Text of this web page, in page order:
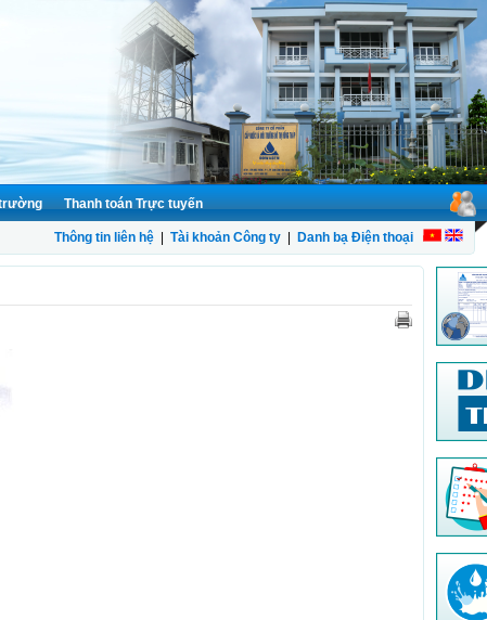
Thanh toán Trực tuyến
Thông tin liên hệ Tài khoản Công ty Danh bạ Điện thoại